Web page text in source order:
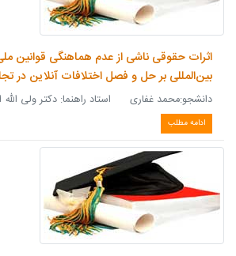
اثرات حقوقی ناشی از عدم هماهنگی قوانین
بین‌المللی بر حل و فصل اختلافات آنلاین در
دانشجو:محمد غفاری استاد راهنما: دکتر ولی الله
ادامه مطلب